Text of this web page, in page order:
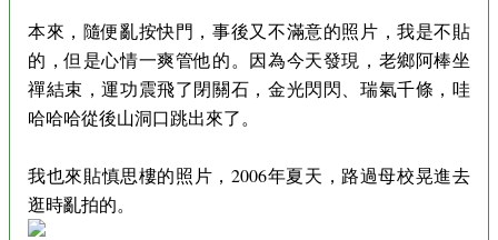
本來，隨便亂按快門，事後又不滿意的照片，我是不貼
的，但是心情一爽管他的。因為今天發現，老鄉阿棒坐
禪結束，運功震飛了閉關石，金光閃閃、瑞氣千條，哇
哈哈哈從後山洞口跳出來了。
我也來貼慎思樓的照片，2006年夏天，路過母校晃進去
逛時亂拍的。